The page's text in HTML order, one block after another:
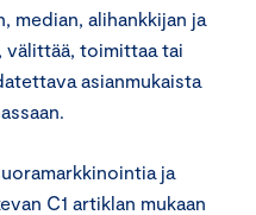
median, alihankkijan ja
välittää, toimittaa tai
asianmukaista
ja
C1 artiklan mukaan